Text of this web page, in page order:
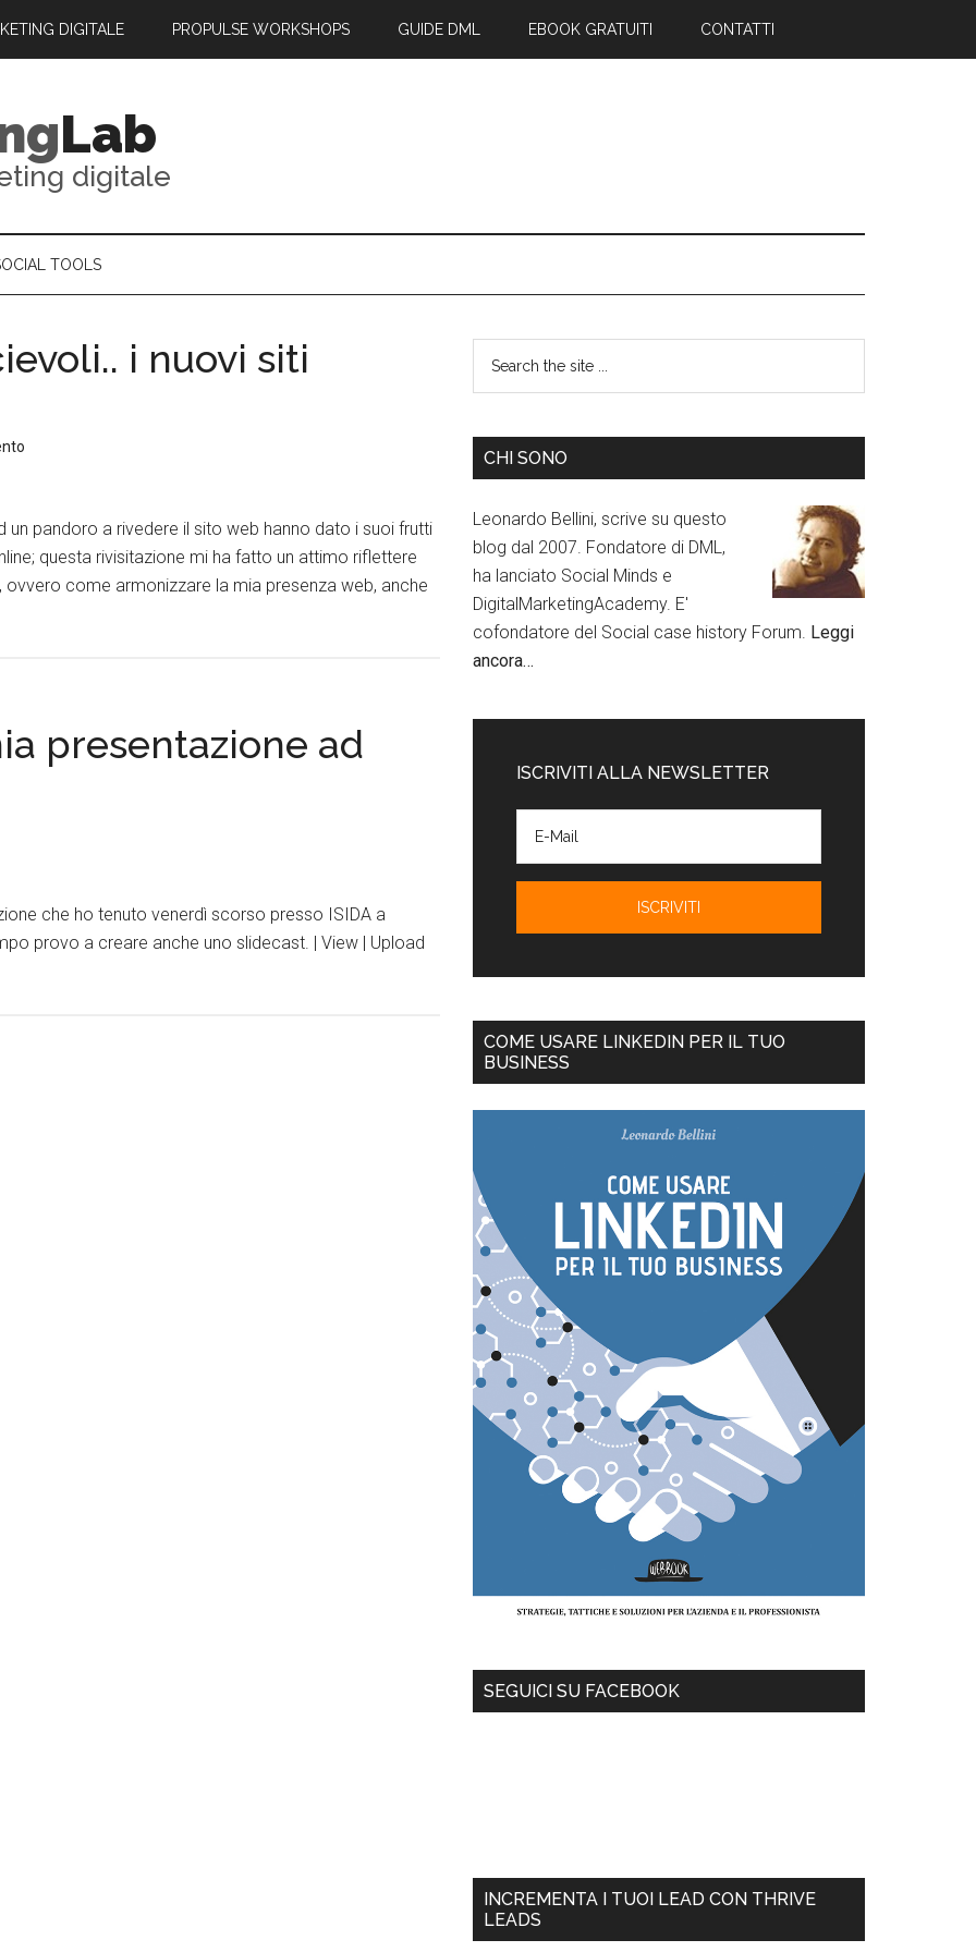
DIGITALE PROPULSE WORKSHOPS GUIDE DML EBOOK GRATUITI CONTATTI
Lab
digitale
TOOLS
i nuovi siti
pandoro a rivedere il sito web hanno dato i suoi frutti
questa rivisitazione mi ha fatto un attimo riflettere
come armonizzare la mia presenza web, anche
presentazione ad
che ho tenuto venerdì scorso presso ISIDA a
provo a creare anche uno slidecast. | View | Upload
CHI SONO
Leonardo Bellini, scrive su questo
blog dal 2007. Fondatore di DML,
ha lanciato Social Minds e
DigitalMarketingAcademy. E'
cofondatore del Social case history Forum. Leggi
ancora…
ISCRIVITI ALLA NEWSLETTER
COME USARE LINKEDIN PER IL TUO
BUSINESS
SEGUICI SU FACEBOOK
INCREMENTA I TUOI LEAD CON THRIVE
LEADS